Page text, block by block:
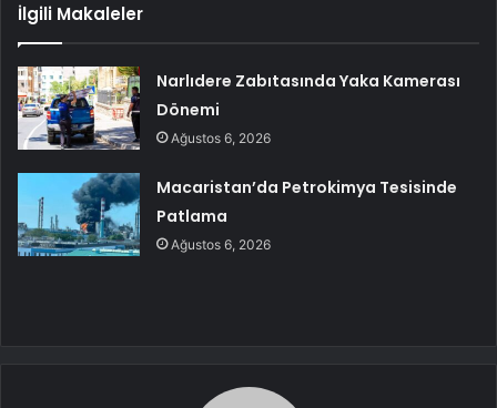
İlgili Makaleler
Narlıdere Zabıtasında Yaka Kamerası
Dönemi
Ağustos 6, 2026
Macaristan’da Petrokimya Tesisinde
Patlama
Ağustos 6, 2026